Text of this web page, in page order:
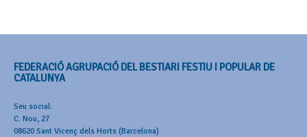
FEDERACIÓ AGRUPACIÓ DEL BESTIARI FESTIU I POPULAR DE
CATALUNYA
Seu social:
C. Nou, 27
08620 Sant Vicenç dels Horts (Barcelona)